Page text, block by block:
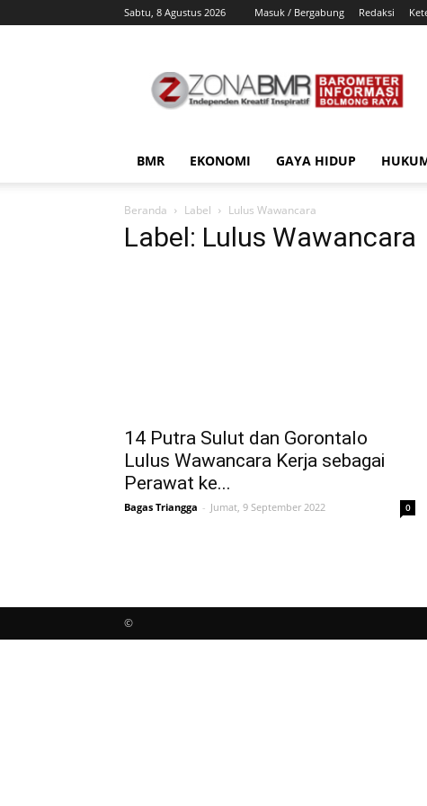
Sabtu, 8 Agustus 2026 Masuk / Bergabung Redaksi
BMR EKONOMI GAYA HIDUP
Beranda Label Lulus Wawancara
Label: Lulus Wawancara
14 Putra Sulut dan Gorontalo
Lulus Wawancara Kerja sebagai
Perawat ke...
Bagas Triangga - Jumat, 9 September 2022 0
©